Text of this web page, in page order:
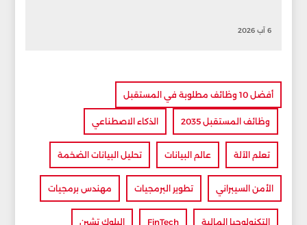
6 آب 2026
أفضل 10 وظائف مطلوبة في المستقبل
وظائف المستقبل 2035 الذكاء الاصطناعي
تعلم الآلة عالم البيانات تحليل البيانات الضخمة
الأمن السيبراني تطوير البرمجيات مهندس برمجيات
التكنولوجيا المالية FinTech البلوك تشين